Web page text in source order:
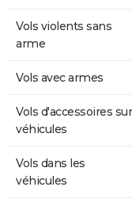
Vols violents sans
arme
Vols avec armes
Vols d'accessoires sur
véhicules
Vols dans les
véhicules